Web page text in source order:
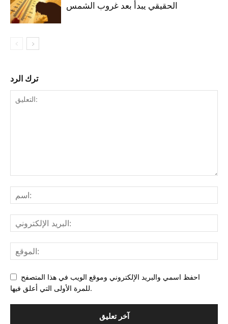
الحقيقي يبدأ بعد غروب الشمس
ترك الرد
احفظ اسمي والبريد الإلكتروني وموقع الويب في هذا المتصفح
للمرة الأولى التي أعلق فيها.